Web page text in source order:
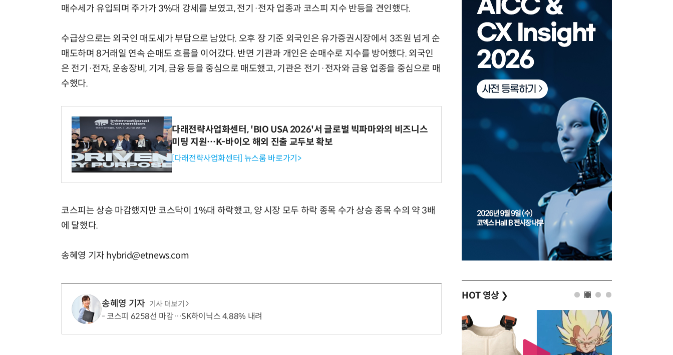
매수세가 유입되며 주가가 3%대 강세를 보였고, 전기·전자 업종과 코스피 지수 반등을 견인했다.
수급상으로는 외국인 매도세가 부담으로 남았다. 오후 장 기준 외국인은 유가증권시장에서 3조원 넘게 순
매도하며 8거래일 연속 순매도 흐름을 이어갔다. 반면 기관과 개인은 순매수로 지수를 방어했다. 외국인
은 전기·전자, 운송장비, 기계, 금융 등을 중심으로 매도했고, 기관은 전기·전자와 금융 업종을 중심으로 매
수했다.
다래전략사업화센터, 'BIO USA 2026'서 글로벌 빅파마와의 비즈니스
미팅 지원…K-바이오 해외 진출 교두보 확보
[다래전략사업화센터] 뉴스룸 바로가기>
코스피는 상승 마감했지만 코스닥이 1%대 하락했고, 양 시장 모두 하락 종목 수가 상승 종목 수의 약 3배
에 달했다.
송혜영 기자 hybrid@etnews.com
송혜영 기자 기사 더보기
코스피 6258선 마감…SK하이닉스 4.88% 내려
HOT 영상 ❯